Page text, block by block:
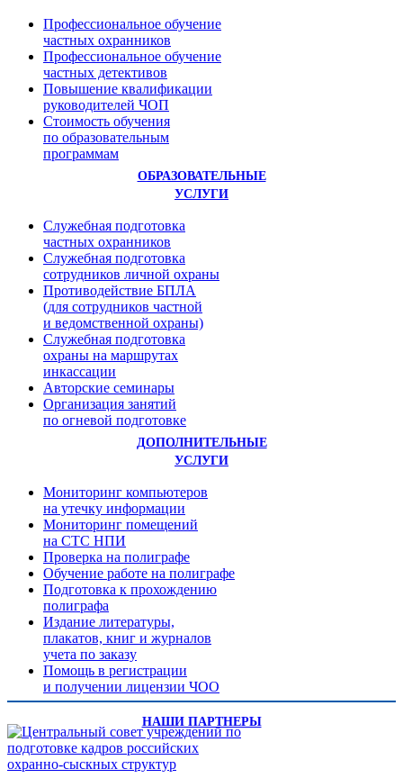
Профессиональное обучение
частных охранников
Профессиональное обучение
частных детективов
Повышение квалификации
руководителей ЧОП
Стоимость обучения
по образовательным
программам
ОБРАЗОВАТЕЛЬНЫЕ
УСЛУГИ
Служебная подготовка
частных охранников
Служебная подготовка
сотрудников личной охраны
Противодействие БПЛА
(для сотрудников частной
и ведомственной охраны)
Служебная подготовка
охраны на маршрутах
инкассации
Авторские семинары
Организация занятий
по огневой подготовке
ДОПОЛНИТЕЛЬНЫЕ
УСЛУГИ
Мониторинг компьютеров
на утечку информации
Мониторинг помещений
на СТС НПИ
Проверка на полиграфе
Обучение работе на полиграфе
Подготовка к прохождению
полиграфа
Издание литературы,
плакатов, книг и журналов
учета по заказу
Помощь в регистрации
и получении лицензии ЧОО
НАШИ ПАРТНЕРЫ